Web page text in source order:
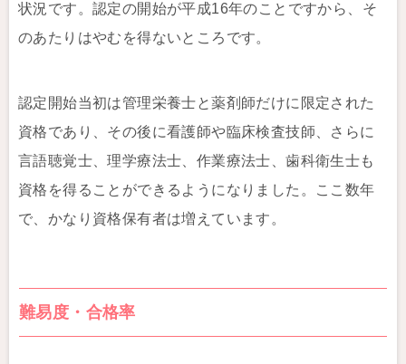
状況です。認定の開始が平成16年のことですから、そ
のあたりはやむを得ないところです。
認定開始当初は管理栄養士と薬剤師だけに限定された
資格であり、その後に看護師や臨床検査技師、さらに
言語聴覚士、理学療法士、作業療法士、歯科衛生士も
資格を得ることができるようになりました。ここ数年
で、かなり資格保有者は増えています。
難易度・合格率